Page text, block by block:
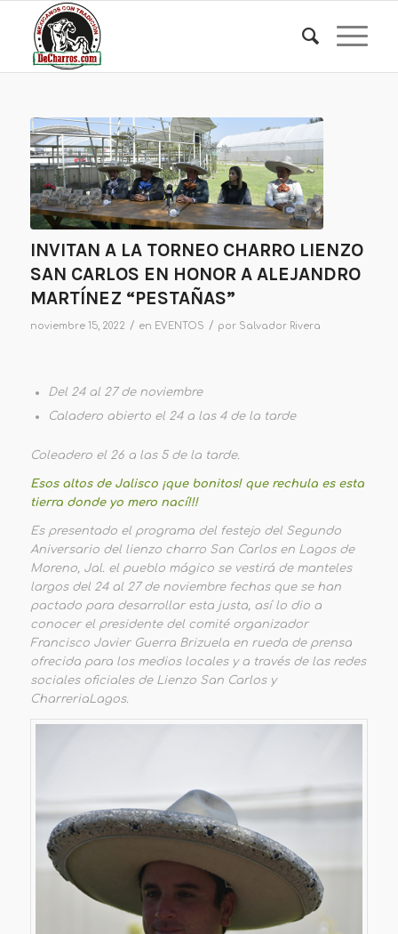
INVITAN A LA TORNEO CHARRO LIENZO
SAN CARLOS EN HONOR A ALEJANDRO
MARTÍNEZ “PESTAÑAS”
noviembre 15, 2022 / en EVENTOS / por Salvador Rivera
Del 24 al 27 de noviembre
Caladero abierto el 24 a las 4 de la tarde
Coleadero el 26 a las 5 de la tarde.
Esos altos de Jalisco ¡que bonitos! que rechula es esta
tierra donde yo mero nací!!!
Es presentado el programa del festejo del Segundo
Aniversario del lienzo charro San Carlos en Lagos de
Moreno, Jal. el pueblo mágico se vestirá de manteles
largos del 24 al 27 de noviembre fechas que se han
pactado para desarrollar esta justa, así lo dio a
conocer el presidente del comité organizador
Francisco Javier Guerra Brizuela en rueda de prensa
ofrecida para los medios locales y a través de las redes
sociales oficiales de Lienzo San Carlos y
CharreriaLagos.